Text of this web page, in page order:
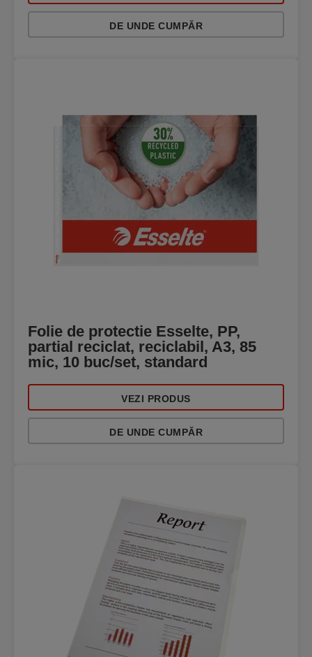
DE UNDE CUMPĂR
Folie de protectie Esselte, PP,
partial reciclat, reciclabil, A3, 85
mic, 10 buc/set, standard
VEZI PRODUS
DE UNDE CUMPĂR